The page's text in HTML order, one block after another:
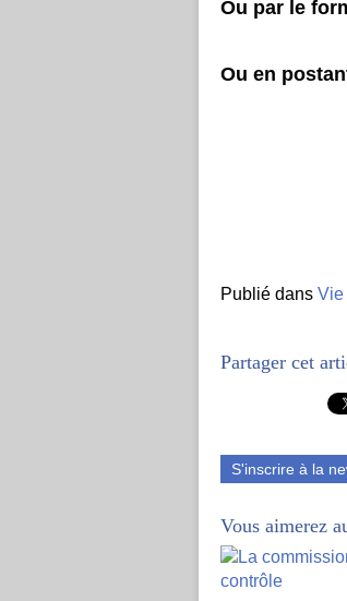
Ou par le
Ou en
Publié dans Vie
Partager cet
S'inscrire à la
Vous aimerez